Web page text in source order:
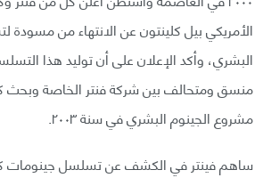
الأمريكي بيل كلينتون عن الانتهاء من مسودة
البشري، وأكد الإعلان على أن توليد هذا
منسق ومتحالف بين شركة فنتر الخاصة وبحث
مشروع الجينوم البشري في سنة ٢٠٠٣.
ساهم فينتر في الكشف عن تسلسل جينومات